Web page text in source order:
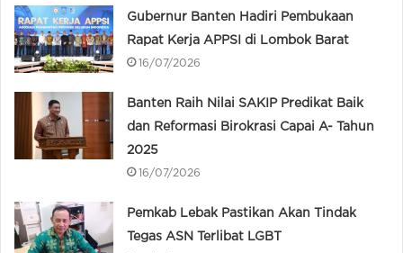
Gubernur Banten Hadiri Pembukaan
Rapat Kerja APPSI di Lombok Barat
16/07/2026
Banten Raih Nilai SAKIP Predikat Baik
dan Reformasi Birokrasi Capai A- Tahun
2025
16/07/2026
Pemkab Lebak Pastikan Akan Tindak
Tegas ASN Terlibat LGBT